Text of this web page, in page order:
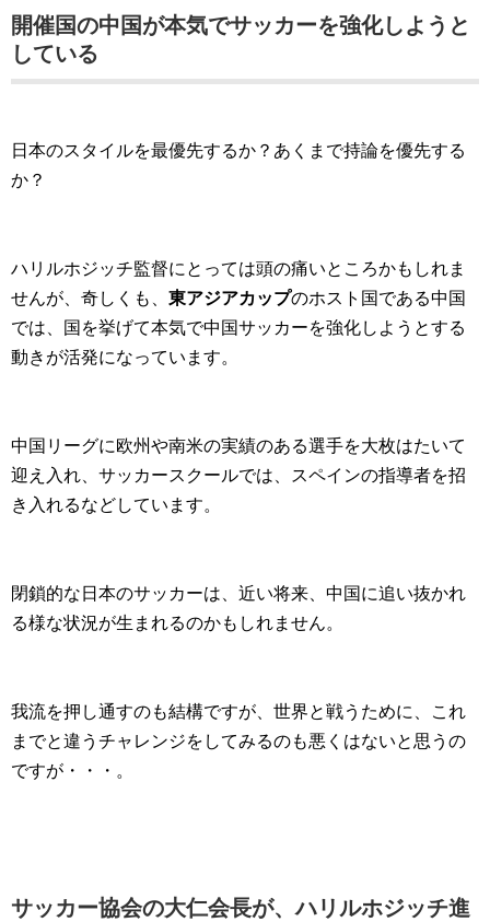
開催国の中国が本気でサッカーを強化しようと
している
日本のスタイルを最優先するか？あくまで持論を優先する
か？
ハリルホジッチ監督にとっては頭の痛いところかもしれま
せんが、奇しくも、 東アジアカップのホスト国である中国
では、国を挙げて本気で中国サッカーを強化しようとする
動きが活発になっています。
中国リーグに欧州や南米の実績のある選手を大枚はたいて
迎え入れ、サッカースクールでは、スペインの指導者を招
き入れるなどしています。
閉鎖的な日本のサッカーは、近い将来、中国に追い抜かれ
る様な状況が生まれるのかもしれません。
我流を押し通すのも結構ですが、世界と戦うために、これ
までと違うチャレンジをしてみるのも悪くはないと思うの
ですが・・・。
サッカー協会の大仁会長が、ハリルホジッチ進